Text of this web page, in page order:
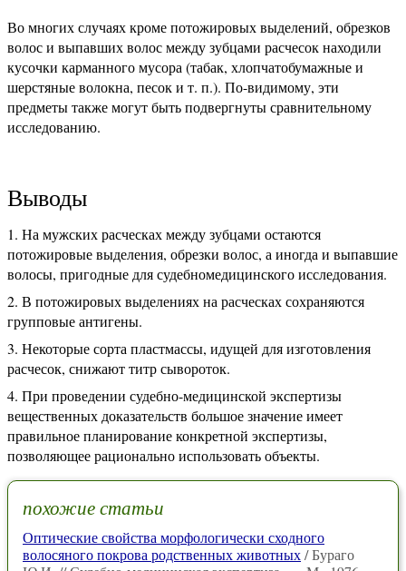
Во многих случаях кроме потожировых выделений, обрезков
волос и выпавших волос между зубцами расчесок находили
кусочки карманного мусора (табак, хлопчатобумажные и
шерстяные волокна, песок и т. п.). По-видимому, эти
предметы также могут быть подвергнуты сравнительному
исследованию.
Выводы
На мужских расческах между зубцами остаются
потожировые выделения, обрезки волос, а иногда и выпавшие
волосы, пригодные для судебномедицинского исследования.
В потожировых выделениях на расческах сохраняются
групповые антигены.
Некоторые сорта пластмассы, идущей для изготовления
расчесок, снижают титр сывороток.
При проведении судебно-медицинской экспертизы
вещественных доказательств большое значение имеет
правильное планирование конкретной экспертизы,
позволяющее рационально использовать объекты.
похожие статьи
Оптические свойства морфологически сходного
волосяного покрова родственных животных/ Бураго